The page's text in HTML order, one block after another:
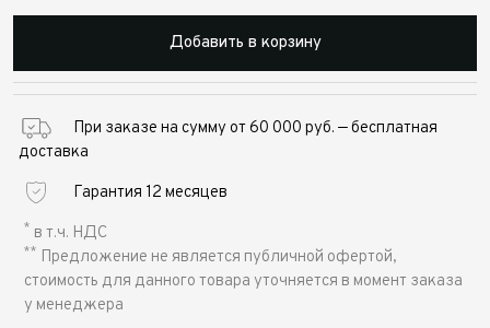
Добавить в корзину
При заказе на сумму от 60 000 руб. — бесплатная
доставка
Гарантия 12 месяцев
* в т.ч. НДС
** Предложение не является публичной офертой,
стоимость для данного товара уточняется в момент заказа
у менеджера